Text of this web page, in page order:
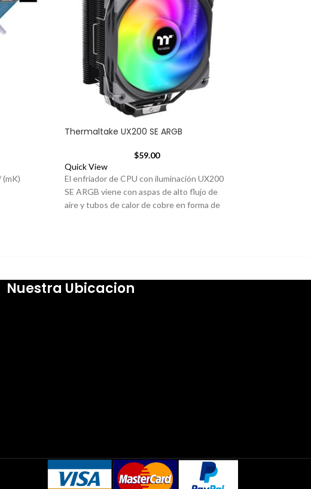
Thermaltake UX200 SE ARGB
$59.00
Quick View
El enfriador de CPU con iluminación UX200
SE ARGB viene con aspas de alto flujo de
aire y tubos de calor de cobre en forma de
Nuestra Ubicacion